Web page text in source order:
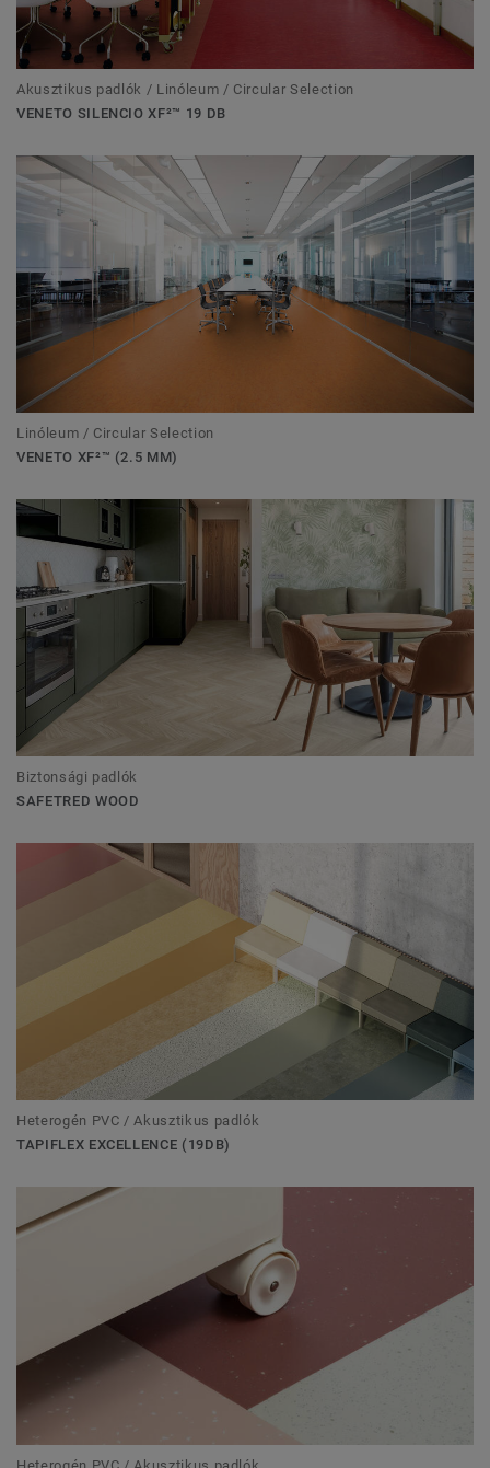
Akusztikus padlók / Linóleum / Circular Selection
VENETO SILENCIO XF²™ 19 DB
Linóleum / Circular Selection
VENETO XF²™ (2.5 MM)
Biztonsági padlók
SAFETRED WOOD
Heterogén PVC / Akusztikus padlók
TAPIFLEX EXCELLENCE (19DB)
Heterogén PVC / Akusztikus padlók